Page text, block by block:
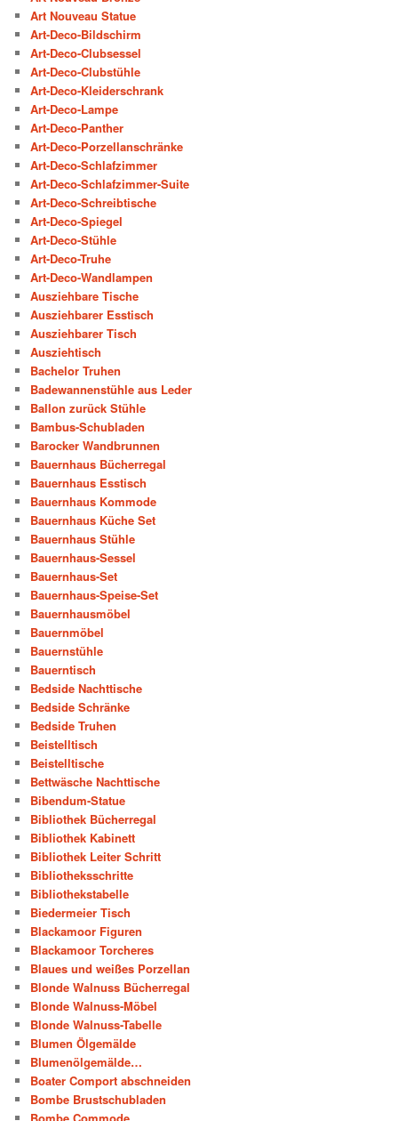
Art Nouveau Statue
Art-Deco-Bildschirm
Art-Deco-Clubsessel
Art-Deco-Clubstühle
Art-Deco-Kleiderschrank
Art-Deco-Lampe
Art-Deco-Panther
Art-Deco-Porzellanschränke
Art-Deco-Schlafzimmer
Art-Deco-Schlafzimmer-Suite
Art-Deco-Schreibtische
Art-Deco-Spiegel
Art-Deco-Stühle
Art-Deco-Truhe
Art-Deco-Wandlampen
Ausziehbare Tische
Ausziehbarer Esstisch
Ausziehbarer Tisch
Ausziehtisch
Bachelor Truhen
Badewannenstühle aus Leder
Ballon zurück Stühle
Bambus-Schubladen
Barocker Wandbrunnen
Bauernhaus Bücherregal
Bauernhaus Esstisch
Bauernhaus Kommode
Bauernhaus Küche Set
Bauernhaus Stühle
Bauernhaus-Sessel
Bauernhaus-Set
Bauernhaus-Speise-Set
Bauernhausmöbel
Bauernmöbel
Bauernstühle
Bauerntisch
Bedside Nachttische
Bedside Schränke
Bedside Truhen
Beistelltisch
Beistelltische
Bettwäsche Nachttische
Bibendum-Statue
Bibliothek Bücherregal
Bibliothek Kabinett
Bibliothek Leiter Schritt
Bibliotheksschritte
Bibliothekstabelle
Biedermeier Tisch
Blackamoor Figuren
Blackamoor Torcheres
Blaues und weißes Porzellan
Blonde Walnuss Bücherregal
Blonde Walnuss-Möbel
Blonde Walnuss-Tabelle
Blumen Ölgemälde
Blumenölgemälde…
Boater Comport abschneiden
Bombe Brustschubladen